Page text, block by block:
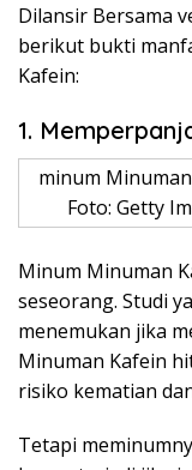
Dilansir Bersama
berikut bukti
Kafein:
1.
minum
Foto: Getty
Minum Minuman
seseorang. Studi
menemukan jika
Minuman Kafein
risiko kematian
Tetapi